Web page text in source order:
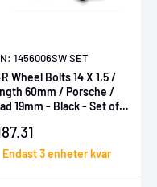
1456006SW SET
Wheel Bolts 14 X 1.5 /
60mm / Porsche /
19mm - Black - Set of
Endast 3 enheter kvar